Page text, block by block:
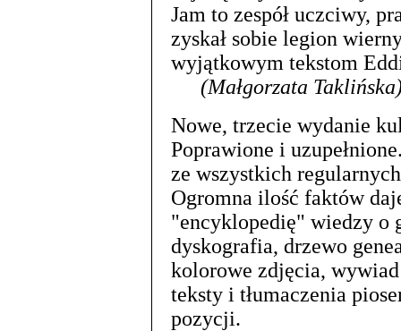
Jam to zespół uczciwy,
zyskał sobie legion
wyjątkowym tekstom
(Małgorzata
Nowe, trzecie wydanie
Poprawione i
ze wszystkich
Ogromna ilość faktów
"encyklopedię" wiedzy o
dyskografia, drzewo
kolorowe zdjęcia, wywiad
teksty i tłumaczenia
pozycji.